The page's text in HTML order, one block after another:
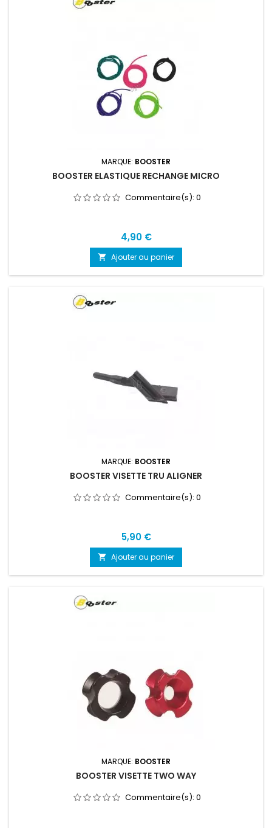
MARQUE: BOOSTER
BOOSTER ELASTIQUE RECHANGE MICRO
Commentaire(s): 0
Prix
4,90 €
 Ajouter au panier
MARQUE: BOOSTER
BOOSTER VISETTE TRU ALIGNER
Commentaire(s): 0
Prix
5,90 €
 Ajouter au panier
MARQUE: BOOSTER
BOOSTER VISETTE TWO WAY
Commentaire(s): 0